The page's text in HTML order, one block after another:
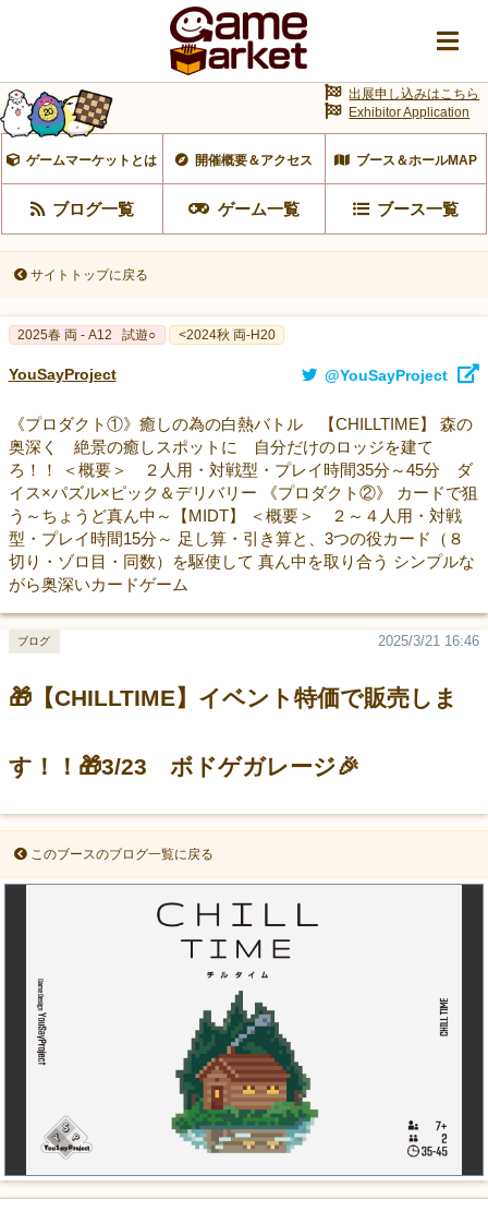
ゲームマーケットとは 開催概要＆アクセス ブース＆ホールMAP
ブログ一覧 ゲーム一覧 ブース一覧
出展申し込みはこちら
Exhibitor Application
サイトトップに戻る
2025春 両 - A12 試遊○ <2024秋 両-H20
YouSayProject @YouSayProject
《プロダクト①》癒しの為の白熱バトル 【CHILLTIME】 森の
奥深く 絶景の癒しスポットに 自分だけのロッジを建て
ろ！！ ＜概要＞ ２人用・対戦型・プレイ時間35分～45分 ダ
イス×パズル×ピック＆デリバリー 《プロダクト②》 カードで狙
う～ちょうど真ん中～【MIDT】 ＜概要＞ ２～４人用・対戦
型・プレイ時間15分～ 足し算・引き算と、3つの役カード（８
切り・ゾロ目・同数）を駆使して 真ん中を取り合う シンプルな
がら奥深いカードゲーム
🎁【CHILLTIME】イベント特価で販売しま
す！！🎁3/23 ボドゲガレージ🎉
2025/3/21 16:46
ブログ
このブースのブログ一覧に戻る